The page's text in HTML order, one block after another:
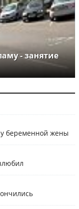
- занятие
беременной жены